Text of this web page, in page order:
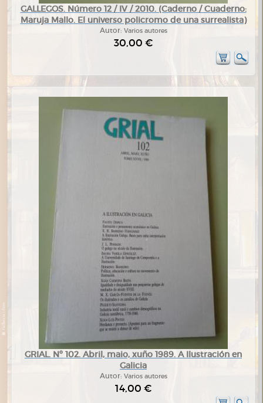
GALLEGOS. Número 12 / IV / 2010. (Caderno / Cuaderno:
Maruja Mallo. El universo policromo de una surrealista)
Autor: Varios autores
30,00 €
GRIAL. Nº 102. Abril, maio, xuño 1989. A Ilustración en
Galicia
Autor: Varios autores
14,00 €